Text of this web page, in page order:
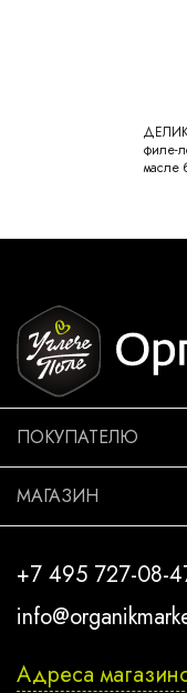
филе-
масле
ПОКУПАТЕЛЮ
МАГАЗИН
+7 495 727-08-
Адреса